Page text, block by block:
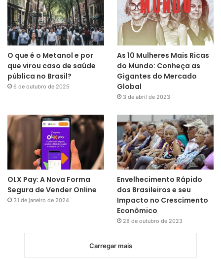
O que é o Metanol e por
que virou caso de saúde
pública no Brasil?
6 de outubro de 2025
As 10 Mulheres Mais Ricas
do Mundo: Conheça as
Gigantes do Mercado
Global
3 de abril de 2023
OLX Pay: A Nova Forma
Segura de Vender Online
31 de janeiro de 2024
Envelhecimento Rápido
dos Brasileiros e seu
Impacto no Crescimento
Econômico
28 de outubro de 2023
Carregar mais